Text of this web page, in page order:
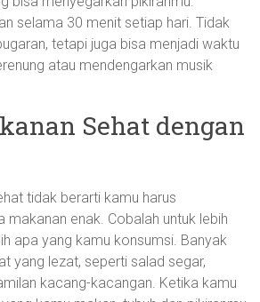
selama 30 menit setiap hari. Tidak
tetapi juga bisa menjadi waktu
atau mendengarkan musik
Sehat dengan
tidak berarti kamu harus
makanan enak. Cobalah untuk lebih
apa yang kamu konsumsi. Banyak
yang lezat, seperti salad segar,
kacang-kacangan. Ketika kamu